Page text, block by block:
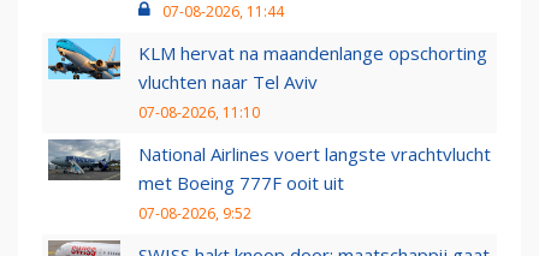
07-08-2026, 11:44
KLM hervat na maandenlange opschorting
vluchten naar Tel Aviv
07-08-2026, 11:10
National Airlines voert langste vrachtvlucht
met Boeing 777F ooit uit
07-08-2026, 9:52